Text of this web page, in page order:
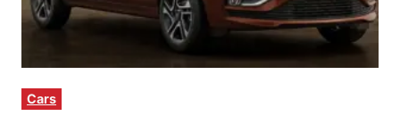
Cars